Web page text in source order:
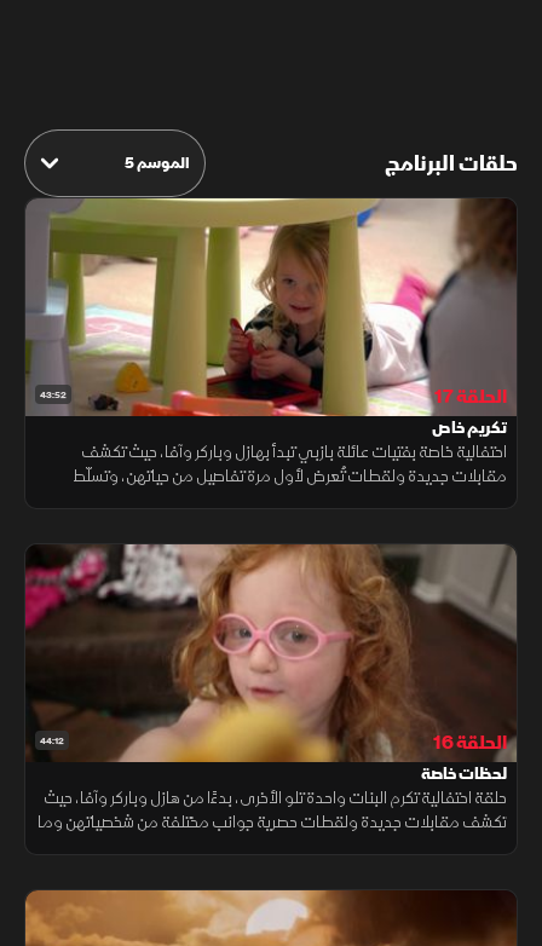
حلقات البرنامج الموسم 5
43:52 الحلقة 17
تكريم خاص
احتفالية خاصة بفتيات عائلة بازبي تبدأ بهازل وباركر وآفا، حيث تكشف
مقابلات جديدة ولقطات تُعرض لأول مرة تفاصيل من حياتهن، وتسلّط
44:12 الحلقة 16
لحظات خاصة
حلقة احتفالية تكرم البنات واحدة تلو الأخرى، بدءًا من هازل وباركر وآفا، حيث
تكشف مقابلات جديدة ولقطات حصرية جوانب مختلفة من شخصياتهن وما